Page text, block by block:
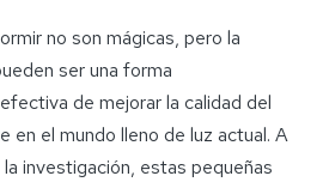
no son mágicas, pero la
ser una forma
de mejorar la calidad del
en el mundo lleno de luz actual. A
investigación, estas pequeñas